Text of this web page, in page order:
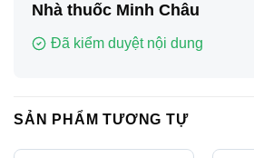
Nhà thuốc Minh Châu
Đã kiểm duyệt nội dung
SẢN PHẨM TƯƠNG TỰ